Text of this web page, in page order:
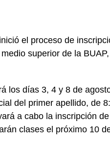
el proceso de
superior de la BUAP,
los días 3, 4 y 8 de
del primer apellido, de
a cabo la inscripción
clases el próximo 10